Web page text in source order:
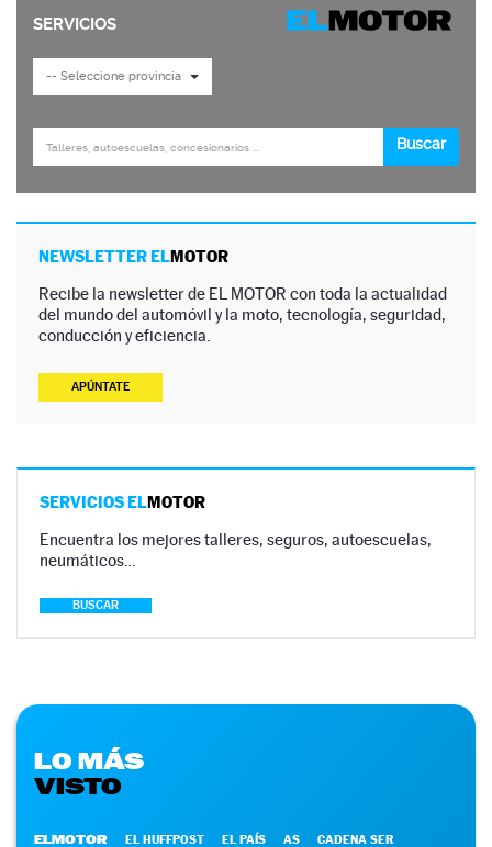
NEWSLETTER ELMOTOR
Recibe la newsletter de EL MOTOR con toda la actualidad
del mundo del automóvil y la moto, tecnología, seguridad,
conducción y eficiencia.
APÚNTATE
SERVICIOS ELMOTOR
Encuentra los mejores talleres, seguros, autoescuelas,
neumáticos…
BUSCAR
LO MÁS
VISTO
ELMOTOR EL HUFFPOST EL PAÍS AS CADENA SER